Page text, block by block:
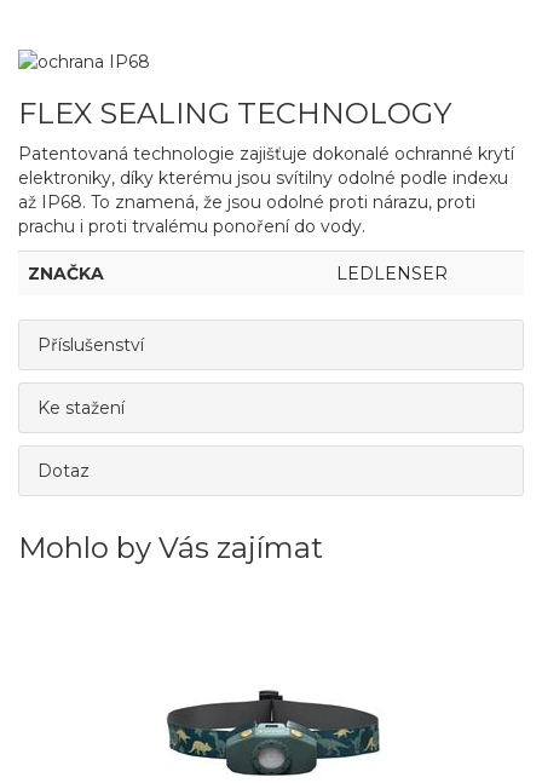
FLEX SEALING TECHNOLOGY
Patentovaná technologie zajišťuje dokonalé ochranné krytí
elektroniky, díky kterému jsou svítilny odolné podle indexu
až IP68. To znamená, že jsou odolné proti nárazu, proti
prachu i proti trvalému ponoření do vody.
ZNAČKA LEDLENSER
Příslušenství
Ke stažení
Dotaz
Mohlo by Vás zajímat